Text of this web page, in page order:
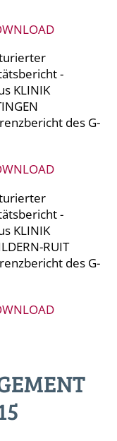
-
KLINIK
des G-
-
KLINIK
RUIT
des G-